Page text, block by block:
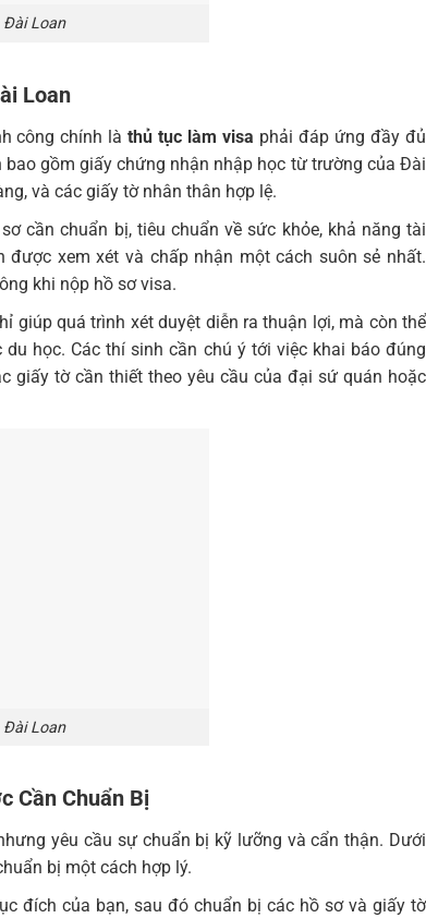
Đài Loan
Loan
công chính làthủ tục làm visa phải đáp ứng đầy đủ
gồm giấy chứng nhận nhập học từ trường của Đài
và các giấy tờ nhân thân hợp lệ.
cần chuẩn bị, tiêu chuẩn về sức khỏe, khả năng tài
xem xét và chấp nhận một cách suôn sẻ nhất.
khi nộp hồ sơ visa.
giúp quá trình xét duyệt diễn ra thuận lợi, mà còn thể
học. Các thí sinh cần chú ý tới việc khai báo đúng
giấy tờ cần thiết theo yêu cầu của đại sứ quán hoặc
Đài Loan
Cần Chuẩn Bị
yêu cầu sự chuẩn bị kỹ lưỡng và cẩn thận. Dưới
bị một cách hợp lý.
đích của bạn, sau đó chuẩn bị các hồ sơ và giấy tờ